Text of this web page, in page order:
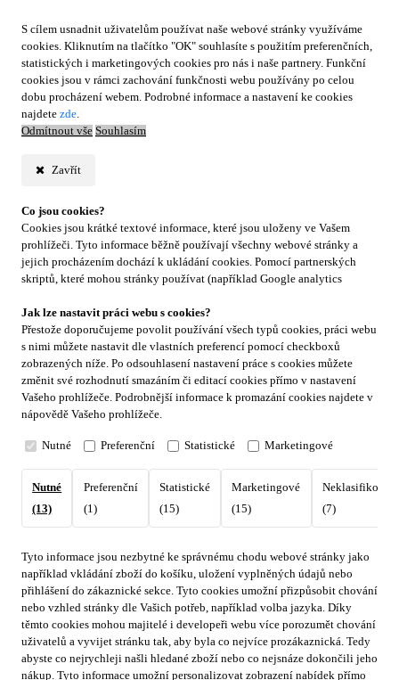
S cílem usnadnit uživatelům používat naše webové stránky využíváme
cookies. Kliknutím na tlačítko "OK" souhlasíte s použitím preferenčních,
statistických i marketingových cookies pro nás i naše partnery. Funkční
cookies jsou v rámci zachování funkčnosti webu používány po celou
dobu procházení webem. Podrobné informace a nastavení ke cookies
najdete zde.
Odmítnout vše Souhlasím
Zavřít
Co jsou cookies?
Cookies jsou krátké textové informace, které jsou uloženy ve Vašem
prohlížeči. Tyto informace běžně používají všechny webové stránky a
jejich procházením dochází k ukládání cookies. Pomocí partnerských
skriptů, které mohou stránky používat (například Google analytics
Jak lze nastavit práci webu s cookies?
Přestože doporučujeme povolit používání všech typů cookies, práci webu
s nimi můžete nastavit dle vlastních preferencí pomocí checkboxů
zobrazených níže. Po odsouhlasení nastavení práce s cookies můžete
změnit své rozhodnutí smazáním či editací cookies přímo v nastavení
Vašeho prohlížeče. Podrobnější informace k promazání cookies najdete v
nápovědě Vašeho prohlížeče.
Nutné Preferenční Statistické Marketingové
Nutné
(13)
Preferenční
(1)
Statistické
(15)
Marketingové
(15)
(7)
Tyto informace jsou nezbytné ke správnému chodu webové stránky jako
například vkládání zboží do košíku, uložení vyplněných údajů nebo
přihlášení do zákaznické sekce. Tyto cookies umožní přizpůsobit chování
nebo vzhled stránky dle Vašich potřeb, například volba jazyka. Díky
těmto cookies mohou majitelé i developeři webu více porozumět chování
uživatelů a vyvijet stránku tak, aby byla co nejvíce prozákaznická. Tedy
abyste co nejrychleji našli hledané zboží nebo co nejsnáze dokončili jeho
nákup. Tyto informace umožní personalizovat zobrazení nabídek přímo